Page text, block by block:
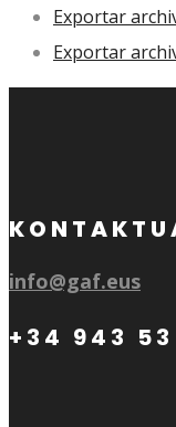
Exportar
Exportar
info@gaf.eus
+34 943